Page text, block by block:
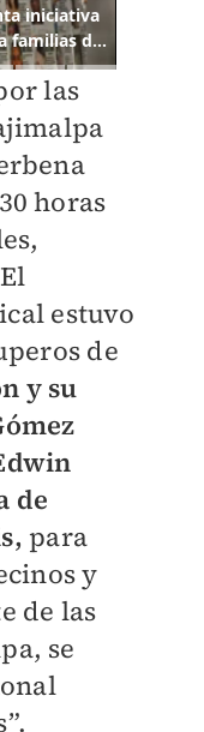
las
horas
estuvo
de
y su
de
para
y
de las
se